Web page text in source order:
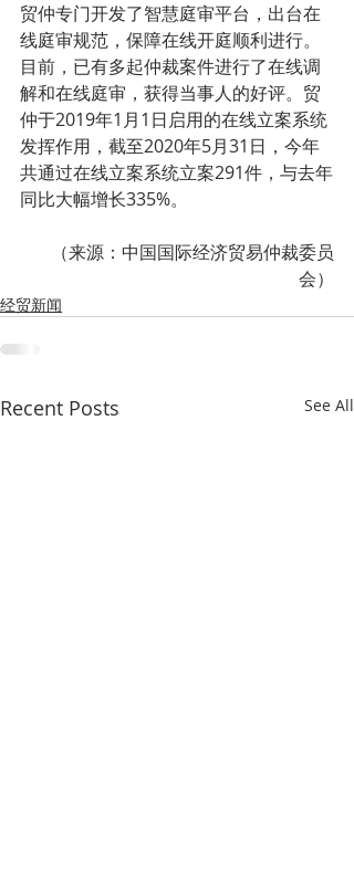
贸仲专门开发了智慧庭审平台，出台在
线庭审规范，保障在线开庭顺利进行。
目前，已有多起仲裁案件进行了在线调
解和在线庭审，获得当事人的好评。贸
仲于2019年1月1日启用的在线立案系统
发挥作用，截至2020年5月31日，今年
共通过在线立案系统立案291件，与去年
同比大幅增长335%。
（来源：中国国际经济贸易仲裁委员
会）
经贸新闻
Recent Posts See All